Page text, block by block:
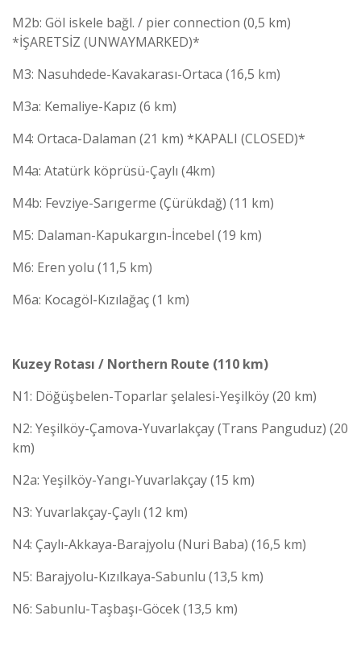
M2b: Göl iskele bağl. / pier connection (0,5 km)
*İŞARETSİZ (UNWAYMARKED)*
M3: Nasuhdede-Kavakarası-Ortaca (16,5 km)
M3a: Kemaliye-Kapız (6 km)
M4: Ortaca-Dalaman (21 km) *KAPALI (CLOSED)*
M4a: Atatürk köprüsü-Çaylı (4km)
M4b: Fevziye-Sarıgerme (Çürükdağ) (11 km)
M5: Dalaman-Kapukargın-İncebel (19 km)
M6: Eren yolu (11,5 km)
M6a: Kocagöl-Kızılağaç (1 km)
Kuzey Rotası / Northern Route (110 km)
N1: Döğüşbelen-Toparlar şelalesi-Yeşilköy (20 km)
N2: Yeşilköy-Çamova-Yuvarlakçay (Trans Panguduz) (20
km)
N2a: Yeşilköy-Yangı-Yuvarlakçay (15 km)
N3: Yuvarlakçay-Çaylı (12 km)
N4: Çaylı-Akkaya-Barajyolu (Nuri Baba) (16,5 km)
N5: Barajyolu-Kızılkaya-Sabunlu (13,5 km)
N6: Sabunlu-Taşbaşı-Göcek (13,5 km)